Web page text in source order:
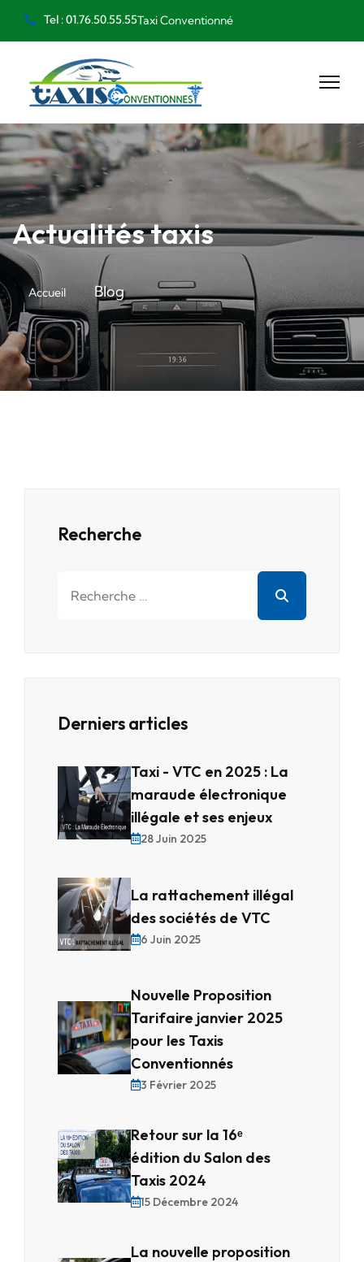
Tel : 01.76.50.55.55Taxi Conventionné
Actualités taxis
Accueil Blog
Recherche
Derniers articles
28 Juin 2025
Taxi - VTC en 2025 : La
maraude électronique
illégale et ses enjeux
6 Juin 2025
La rattachement illégal
des sociétés de VTC
3 Février 2025
Nouvelle Proposition
Tarifaire janvier 2025
pour les Taxis
Conventionnés
15 Décembre 2024
Retour sur la 16ᵉ
édition du Salon des
Taxis 2024
La nouvelle proposition